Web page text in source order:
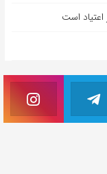
است